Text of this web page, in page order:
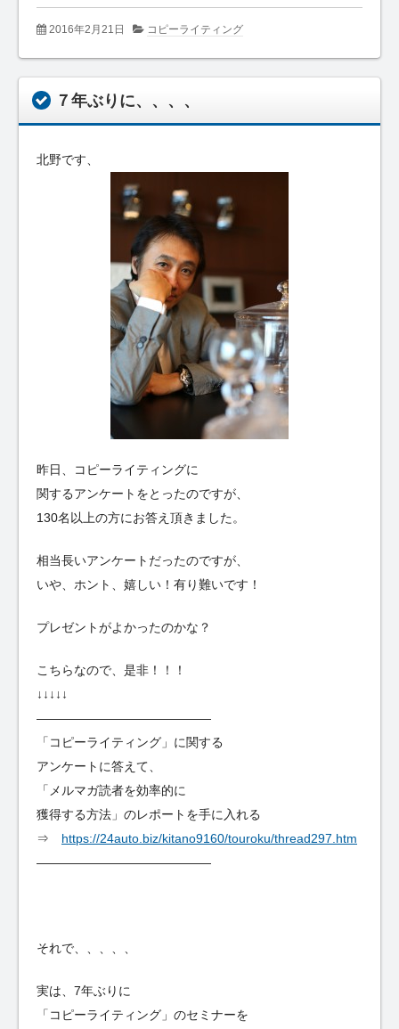
2016年2月21日 コピーライティング
７年ぶりに、、、、
北野です、
昨日、コピーライティングに
関するアンケートをとったのですが、
130名以上の方にお答え頂きました。
相当長いアンケートだったのですが、
いや、ホント、嬉しい！有り難いです！
プレゼントがよかったのかな？
こちらなので、是非！！！
↓↓↓↓↓
——————————————
「コピーライティング」に関する
アンケートに答えて、
「メルマガ読者を効率的に
獲得する方法」のレポートを手に入れる
⇒ https://24auto.biz/kitano9160/touroku/thread297.htm
——————————————
それで、、、、、
実は、7年ぶりに
「コピーライティング」のセミナーを